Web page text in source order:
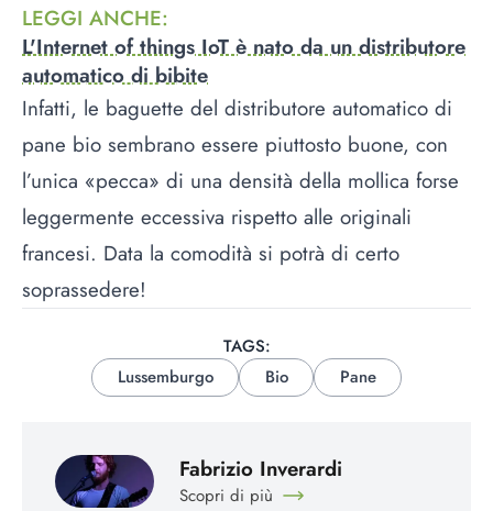
LEGGI ANCHE:
L'Internet of things IoT è nato da un distributore
automatico di bibite
Infatti, le baguette del distributore automatico di
pane bio sembrano essere piuttosto buone, con
l’unica «pecca» di una densità della mollica forse
leggermente eccessiva rispetto alle originali
francesi. Data la comodità si potrà di certo
soprassedere!
TAGS:
Lussemburgo
Bio Pane
Fabrizio Inverardi
Scopri di più